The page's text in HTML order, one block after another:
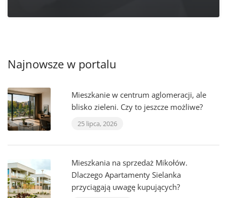
Najnowsze w portalu
Mieszkanie w centrum aglomeracji, ale
blisko zieleni. Czy to jeszcze możliwe?
25 lipca, 2026
Mieszkania na sprzedaż Mikołów.
Dlaczego Apartamenty Sielanka
przyciągają uwagę kupujących?